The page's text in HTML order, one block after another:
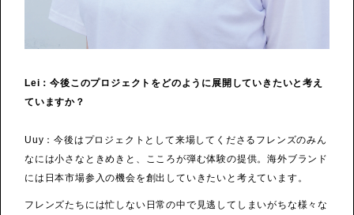
Lei：今後このプロジェクトをどのように展開していきたいと考え
ていますか？
Uuy：今後はプロジェクトとして来場してくださるフレンズのみん
なには小さなときめきと、こころが弾む体験の提供。海外ブランド
には日本市場参入の機会を創出していきたいと考えています。
フレンズたちには忙しない日常の中で見逃してしまいがちな様々な